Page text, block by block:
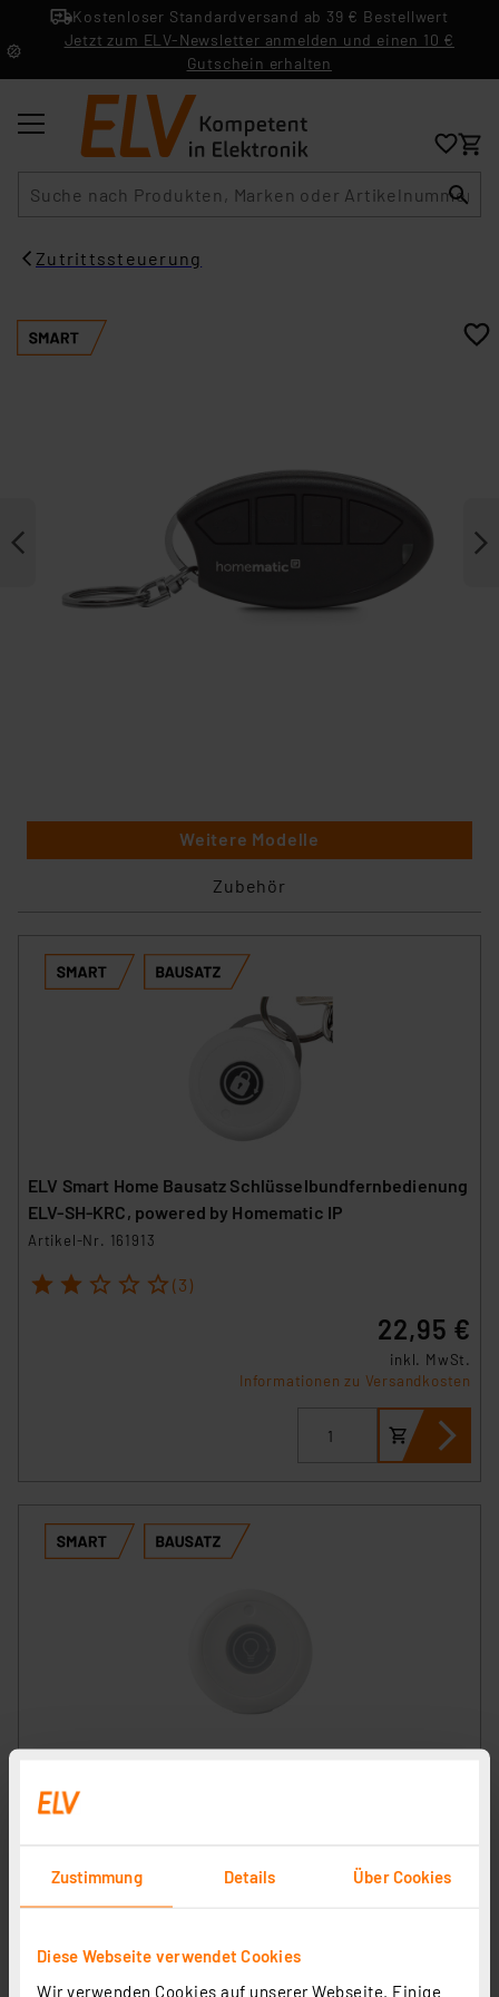
Zustimmung Details Über Cookies
Diese Webseite verwendet Cookies
Wir verwenden Cookies auf unserer Webseite. Einige
Kostenloser Standardversand ab 39 € Bestellwert
Jetzt zum ELV-Newsletter anmelden und einen 10 €
Gutschein erhalten
Zutrittssteuerung
Weitere Modelle
Zubehör
ELV Smart Home Bausatz Schlüsselbundfernbedienung
ELV-SH-KRC, powered by Homematic IP
Artikel-Nr. 161913
1 2 3 4 5 (3)
22,95 €
inkl. MwSt.
Informationen zu Versandkosten
ELV Smart Home Bausatz Fernbedienung Kompakt ELV-
Artikel-Nr. 161251
Informationen zu Versandkosten